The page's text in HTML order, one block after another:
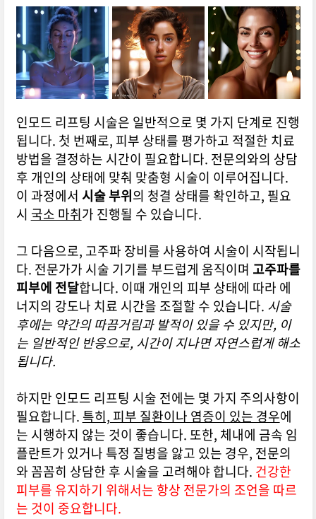
인모드 리프팅 시술은 일반적으로 몇 가지 단계로 진행
됩니다. 첫 번째로, 피부 상태를 평가하고 적절한 치료
방법을 결정하는 시간이 필요합니다. 전문의와의 상담
후 개인의 상태에 맞춰 맞춤형 시술이 이루어집니다.
이 과정에서 시술 부위의 청결 상태를 확인하고, 필요
시 국소 마취가 진행될 수 있습니다.
그 다음으로, 고주파 장비를 사용하여 시술이 시작됩니
다. 전문가가 시술 기기를 부드럽게 움직이며 고주파를
피부에 전달합니다. 이때 개인의 피부 상태에 따라 에
너지의 강도나 치료 시간을 조절할 수 있습니다. 시술
후에는 약간의 따끔거림과 발적이 있을 수 있지만, 이
는 일반적인 반응으로, 시간이 지나면 자연스럽게 해소
됩니다.
하지만 인모드 리프팅 시술 전에는 몇 가지 주의사항이
필요합니다. 특히, 피부 질환이나 염증이 있는 경우에
는 시행하지 않는 것이 좋습니다. 또한, 체내에 금속 임
플란트가 있거나 특정 질병을 앓고 있는 경우, 전문의
와 꼼꼼히 상담한 후 시술을 고려해야 합니다. 건강한
피부를 유지하기 위해서는 항상 전문가의 조언을 따르
는 것이 중요합니다.